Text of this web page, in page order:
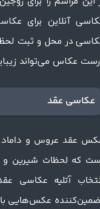
عکاسی عقد
آنلاین برای
در محل و ثبت
عکاس می‌تواند
عقد عروس و داماد
که لحظات شیرین و
آتلیه عکاسی
عکس‌هایی با